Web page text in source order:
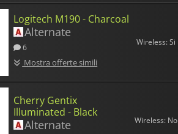
Logitech M190 - Charcoal
Alternate
6
Mostra offerte simili
Wireless: Si
Cherry Gentix
Illuminated - Black
Alternate Wireless: No